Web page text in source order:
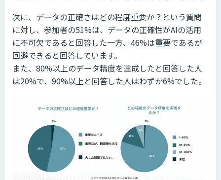
次に、データの正確さはどの程度重要か？という質問
に対し、参加者の51%は、データの正確性がAIの活用
に不可欠であると回答した一方、46%は重要であるが
回避できると回答しています。
また、80%以上のデータ精度を達成したと回答した人
は20%で、90%以上と回答した人はわずか6%でした。